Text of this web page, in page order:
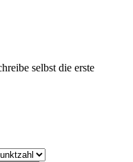
selbst die erste